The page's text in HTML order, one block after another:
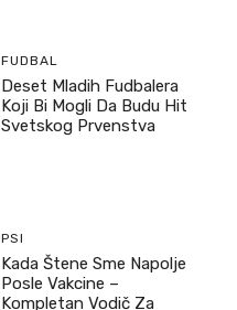
FUDBAL
Deset Mladih Fudbalera
Koji Bi Mogli Da Budu Hit
Svetskog Prvenstva
PSI
Kada Štene Sme Napolje
Posle Vakcine –
Kompletan Vodič Za